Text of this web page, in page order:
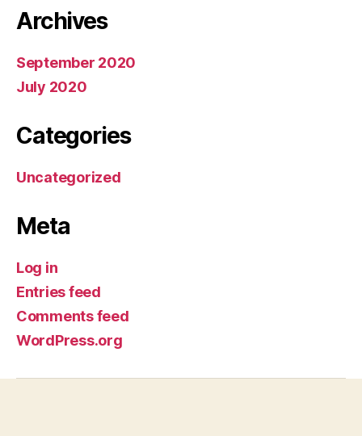
Archives
September 2020
July 2020
Categories
Uncategorized
Meta
Log in
Entries feed
Comments feed
WordPress.org